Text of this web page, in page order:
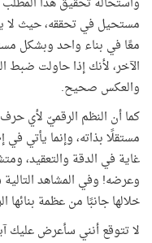
مستحيل في تحققه، حيث لا
معًا في بناء واحد وبشكل
الآخر، لأنك إذا حاولت ضبط
والعكس صحيح.
كما أن النظم الرقميّ لأي
مستقلًا بذاته، وإنما يأتي
غاية في الدقة والتعقيد،
وعرضه! وفي المشاهد
خلالها جانبًا من عظمة بنائها
لا تتوقع أنني سأعرض عليك آية